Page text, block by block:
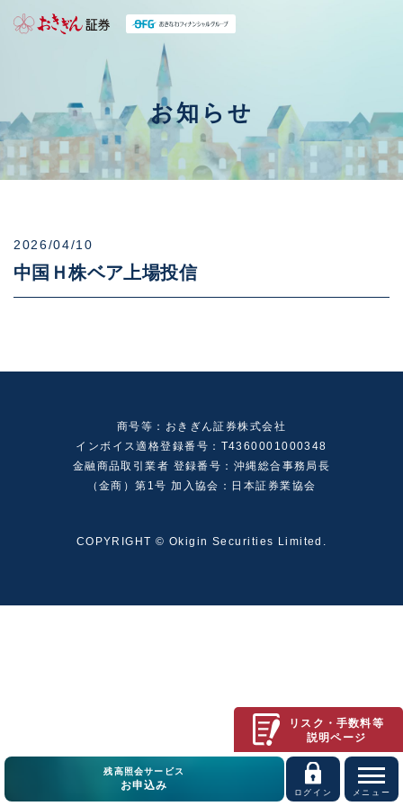
残高照会サービス
お申込み
ログイン メニュー
リスク・手数料等
説明ページ
お知らせ
2026/04/10
中国Ｈ株ベア上場投信
商号等：おきぎん証券株式会社
インボイス適格登録番号：T4360001000348
金融商品取引業者 登録番号：沖縄総合事務局長
（金商）第1号 加入協会：日本証券業協会
COPYRIGHT © Okigin Securities Limited.